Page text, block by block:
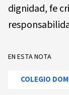
dignidad, fe
EN ESTA NOTA
COLEGIO